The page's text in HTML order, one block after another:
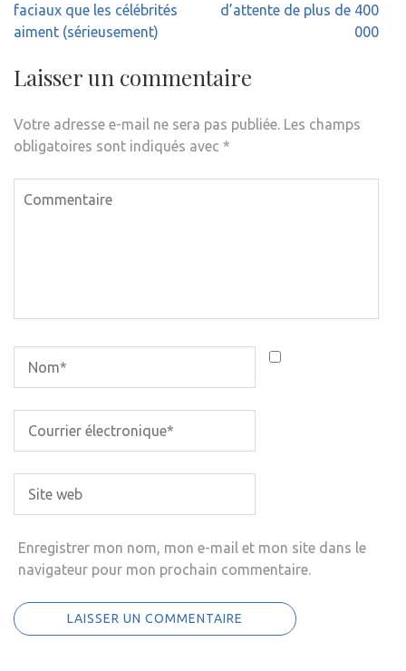
faciaux que les célébrités
aiment (sérieusement)
d’attente de plus de 400
000
Laisser un commentaire
Votre adresse e-mail ne sera pas publiée. Les champs
obligatoires sont indiqués avec *
Enregistrer mon nom, mon e-mail et mon site dans le
navigateur pour mon prochain commentaire.